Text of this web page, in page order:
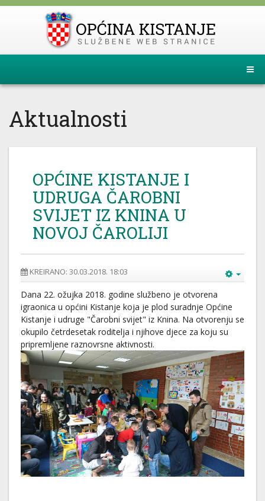
Aktualnosti
OPĆINE KISTANJE I
UDRUGA ČAROBNI
SVIJET IZ KNINA U
NOVOJ ČAROLIJI
KREIRANO: 30.03.2018. 18:03
Dana 22. ožujka 2018. godine službeno je otvorena
igraonica u općini Kistanje koja je plod suradnje Općine
Kistanje i udruge "Čarobni svijet" iz Knina. Na otvorenju se
okupilo četrdesetak roditelja i njihove djece za koju su
pripremljene raznovrsne aktivnosti.